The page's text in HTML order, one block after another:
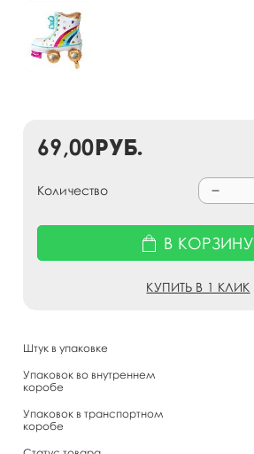
Штук в упаковке
Упаковок во внутреннем
коробе
Упаковок в транспортном
коробе
69,00руб.
Количество
В КОРЗИНУ
КУПИТЬ В 1 КЛИК